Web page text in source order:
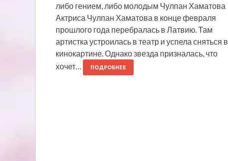
либо гением, либо молодым Чулпан Хаматова
Актриса Чулпан Хаматова в конце февраля
прошлого года перебралась в Латвию. Там
артистка устроилась в театр и успела сняться в
кинокартине. Однако звезда призналась, что
хочет…
ПОДРОБНЕЕ